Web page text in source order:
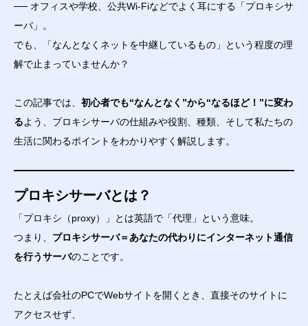
── オフィスや学校、公共Wi-Fiなどでよく耳にする「プロキシサ
ーバ」。
でも、「なんとなくネットを中継しているもの」という程度の理
解で止まっていませんか？
この記事では、 初心者でも“なんとなく”から“なるほど！”に変わ
るよう、プロキシサーバの仕組みや役割、種類、そして私たちの
生活に関わるポイントをわかりやすく解説します。
プロキシサーバとは？
「プロキシ（proxy）」とは英語で「代理」という意味。
つまり、 プロキシサーバ＝あなたの代わりにインターネット通信
を行うサーバのことです。
たとえば会社のPCでWebサイトを開くとき、直接そのサイトに
アクセスせず、